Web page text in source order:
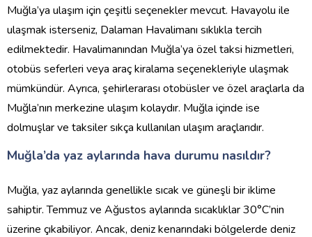
Muğla’ya ulaşım için çeşitli seçenekler mevcut. Havayolu ile
ulaşmak isterseniz, Dalaman Havalimanı sıklıkla tercih
edilmektedir. Havalimanından Muğla’ya özel taksi hizmetleri,
otobüs seferleri veya araç kiralama seçenekleriyle ulaşmak
mümkündür. Ayrıca, şehirlerarası otobüsler ve özel araçlarla da
Muğla’nın merkezine ulaşım kolaydır. Muğla içinde ise
dolmuşlar ve taksiler sıkça kullanılan ulaşım araçlarıdır.
Muğla’da yaz aylarında hava durumu nasıldır?
Muğla, yaz aylarında genellikle sıcak ve güneşli bir iklime
sahiptir. Temmuz ve Ağustos aylarında sıcaklıklar 30°C’nin
üzerine çıkabiliyor. Ancak, deniz kenarındaki bölgelerde deniz